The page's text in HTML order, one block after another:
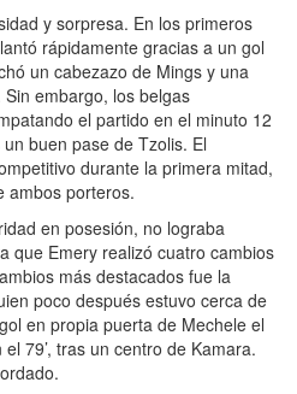
y sorpresa. En los primeros
rápidamente gracias a un gol
un cabezazo de Mings y una
embargo, los belgas
el partido en el minuto 12
buen pase de Tzolis. El
durante la primera mitad,
ambos porteros.
en posesión, no lograba
que Emery realizó cuatro cambios
más destacados fue la
poco después estuvo cerca de
en propia puerta de Mechele el
79’, tras un centro de Kamara.